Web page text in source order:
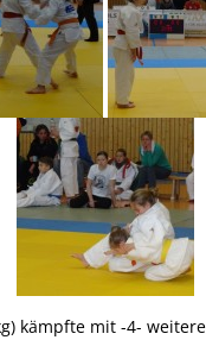
kämpfte mit -4-